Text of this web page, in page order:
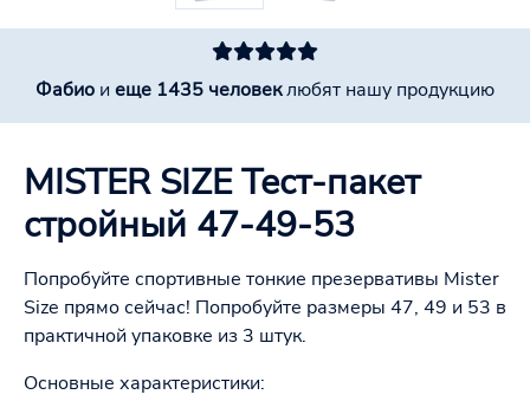
Фабио и еще 1435 человеклюбят нашу продукцию
MISTER SIZE Тест-пакет
стройный 47-49-53
Попробуйте спортивные тонкие презервативы Mister
Size прямо сейчас! Попробуйте размеры 47, 49 и 53 в
практичной упаковке из 3 штук.
Основные характеристики: